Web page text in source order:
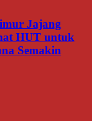
Jajang
HUT untuk
Semakin